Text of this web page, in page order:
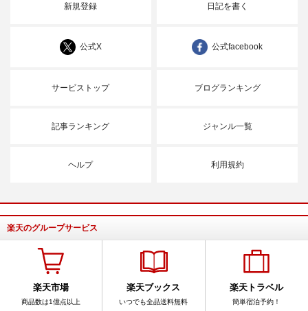
新規登録 日記を書く
公式X 公式facebook
サービストップ ブログランキング
記事ランキング ジャンル一覧
ヘルプ 利用規約
楽天のグループサービス
楽天市場
商品数は1億点以上
楽天ブックス
いつでも全品送料無料
楽天トラベル
簡単宿泊予約！